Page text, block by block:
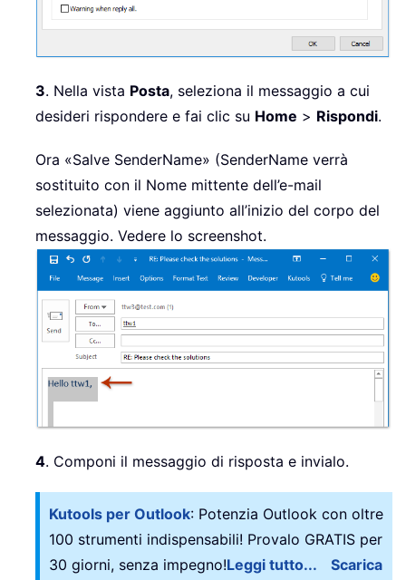
3. Nella vista Posta, seleziona il messaggio a cui
desideri rispondere e fai clic su Home > Rispondi.
Ora «Salve SenderName» (SenderName verrà
sostituito con il Nome mittente dell’e-mail
selezionata) viene aggiunto all’inizio del corpo del
messaggio. Vedere lo screenshot.
4. Componi il messaggio di risposta e invialo.
Kutools per Outlook: Potenzia Outlook con oltre
100 strumenti indispensabili! Provalo GRATIS per
30 giorni, senza impegno!Leggi tutto...
Scarica